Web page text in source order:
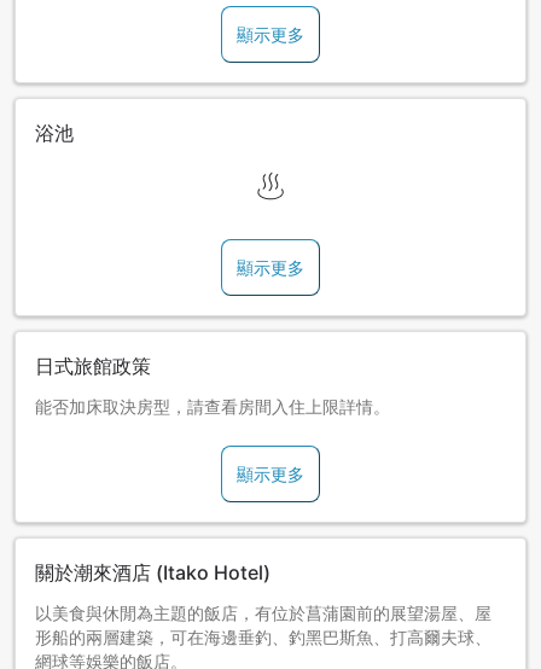
顯示更多
浴池
顯示更多
日式旅館政策
能否加床取決房型，請查看房間入住上限詳情。
顯示更多
關於潮來酒店 (Itako Hotel)
以美食與休閒為主題的飯店，有位於菖蒲園前的展望湯屋、屋
形船的兩層建築，可在海邊垂釣、釣黑巴斯魚、打高爾夫球、
網球等娛樂的飯店。